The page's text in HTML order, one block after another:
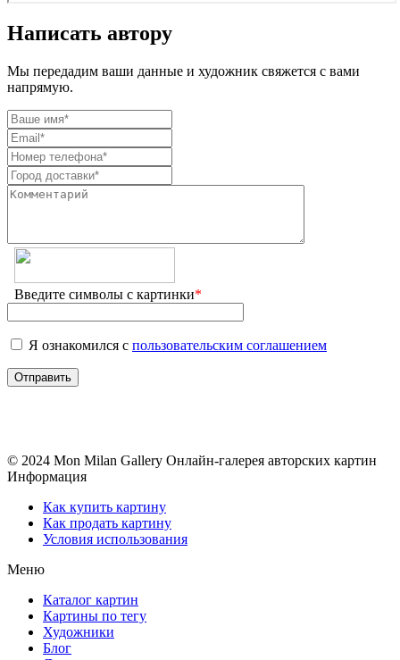
Написать автору
Мы передадим ваши данные и художник свяжется с вами
напрямую.
Введите символы с картинки*
Я ознакомился с пользовательским соглашением
© 2024 Mon Milan Gallery Онлайн-галерея авторских картин
Информация
Как купить картину
Как продать картину
Условия использования
Меню
Каталог картин
Картины по тегу
Художники
Блог